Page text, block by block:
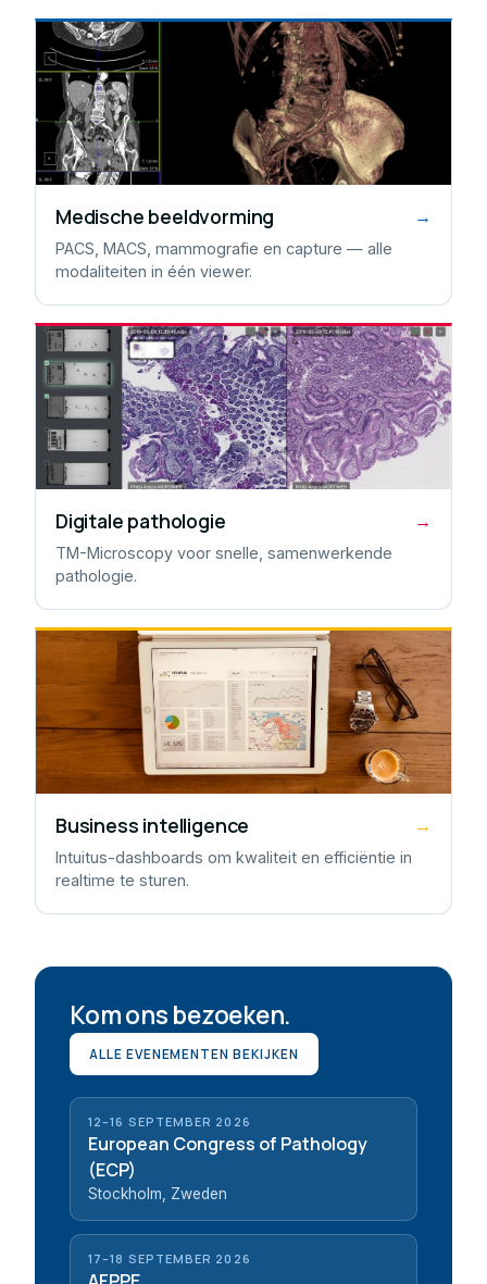
Medische beeldvorming →
PACS, MACS, mammografie en capture — alle
modaliteiten in één viewer.
Digitale pathologie →
TM-Microscopy voor snelle, samenwerkende
pathologie.
Business intelligence →
Intuitus-dashboards om kwaliteit en efficiëntie in
realtime te sturen.
Kom ons bezoeken.
ALLE EVENEMENTEN BEKIJKEN
12–16 SEPTEMBER 2026
European Congress of Pathology
(ECP)
Stockholm, Zweden
17–18 SEPTEMBER 2026